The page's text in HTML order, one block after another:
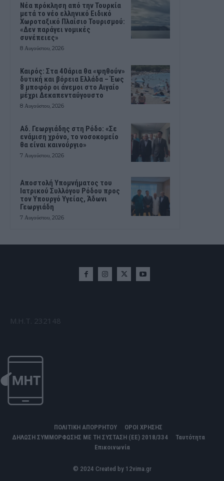
Νέα πρόκληση από την Τουρκία
μετά το νέο ελληνικό Ειδικό
Χωροταξικό Πλαίσιο Τουρισμού:
«Δεν παράγει νομικές
συνέπειες»
8 Αυγούστου, 2026
Καιρός: Στα 40άρια θα «ψηθούν»
δυτική και βόρεια Ελλάδα – Έως
8 μποφόρ οι άνεμοι στο Αιγαίο
μέχρι Δεκαπενταύγουστο
8 Αυγούστου, 2026
Αδ. Γεωργιάδης στη Ρόδο: «Σε
ενάμιση χρόνο, το νοσοκομείο
θα είναι καινούργιο»
7 Αυγούστου, 2026
Αποστολή Υπομνήματος του
Ιατρικού Συλλόγου Ρόδου προς
τον Υπουργό Υγείας, Άδωνι
Γεωργιάδη
7 Αυγούστου, 2026
Μ.Η.Τ. 232148
ΠΟΛΙΤΙΚΗ ΑΠΟΡΡΗΤΟΥ
ΟΡΟΙ ΧΡΗΣΗΣ
ΔΗΛΩΣΗ ΣΥΜΜΟΡΦΩΣΗΣ ΜΕ ΤΗ ΣΥΣΤΑΣΗ (ΕΕ) 2018/334
Ταυτότητα
Επικοινωνία
© 2024 Created by 12vima.gr